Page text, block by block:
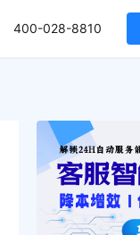
400-028-8810